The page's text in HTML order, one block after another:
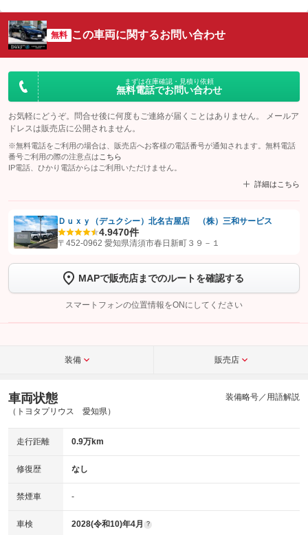
無料 この車両に関するお問い合わせ
まずは在庫確認・見積り依頼
無料電話でお問い合わせ
お気軽にどうぞ。問合せ後に何度もご連絡が届くことはありません。 メールア
ドレスは販売店に公開されません。
※無料電話をご利用の場合は、販売店へお客様の電話番号が通知されます。無料電話
番号ご利用の際の注意点は こちら
IP電話、ひかり電話からはご利用いただけません。
詳細はこちら
【STEP1】認証画面でグーネットを友だち追加してから「許可する」ボタンを押
トーク画面で
ボタンをタップして問い合わせを
完了してください。
こちら
Ｄｕｘｙ（デュクシー）北名古屋店 （株）三和サービス
4.9470件
〒452-0962 愛知県清須市春日新町３９－１
MAPで販売店までのルートを確認する
スマートフォンの位置情報をONにしてください
装備 販売店
車両状態
（トヨタプリウス 愛知県）
装備略号／用語解説
走行距離 0.9万km
修復歴 なし
禁煙車 -
車検 2028(令和10)年4月 ?